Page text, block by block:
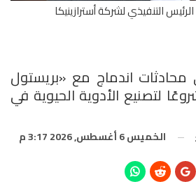
التنفيذي لشركة أسترازينيكا
محادثات اندماج مع «بريستول
لتصنيع الأدوية الحيوية في
الخميس 6 أغسطس, 2026 3:17 م